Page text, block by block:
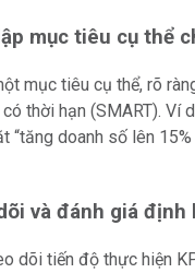
mục tiêu cụ thể
mục tiêu cụ thể, rõ
thời hạn (SMART). Ví
“tăng doanh số lên
và đánh giá định
dõi tiến độ thực hiện